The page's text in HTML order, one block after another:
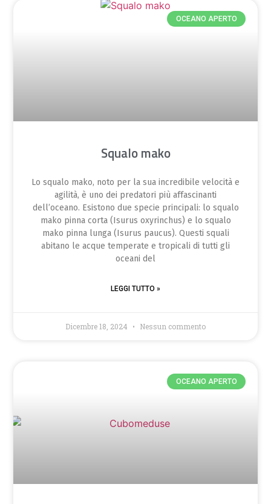
OCEANO APERTO
Squalo mako
Lo squalo mako, noto per la sua incredibile velocità e
agilità, è uno dei predatori più affascinanti
dell’oceano. Esistono due specie principali: lo squalo
mako pinna corta (Isurus oxyrinchus) e lo squalo
mako pinna lunga (Isurus paucus). Questi squali
abitano le acque temperate e tropicali di tutti gli
oceani del
LEGGI TUTTO »
Dicembre 18, 2024 Nessun commento
OCEANO APERTO